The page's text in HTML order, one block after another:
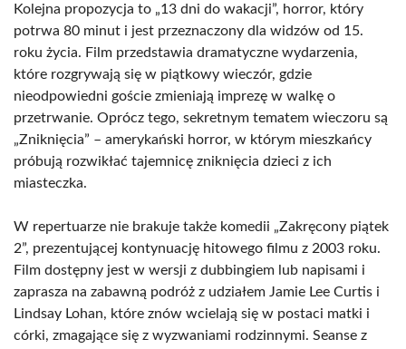
Kolejna propozycja to „13 dni do wakacji”, horror, który
potrwa 80 minut i jest przeznaczony dla widzów od 15.
roku życia. Film przedstawia dramatyczne wydarzenia,
które rozgrywają się w piątkowy wieczór, gdzie
nieodpowiedni goście zmieniają imprezę w walkę o
przetrwanie. Oprócz tego, sekretnym tematem wieczoru są
„Zniknięcia” – amerykański horror, w którym mieszkańcy
próbują rozwikłać tajemnicę zniknięcia dzieci z ich
miasteczka.
W repertuarze nie brakuje także komedii „Zakręcony piątek
2”, prezentującej kontynuację hitowego filmu z 2003 roku.
Film dostępny jest w wersji z dubbingiem lub napisami i
zaprasza na zabawną podróż z udziałem Jamie Lee Curtis i
Lindsay Lohan, które znów wcielają się w postaci matki i
córki, zmagające się z wyzwaniami rodzinnymi. Seanse z